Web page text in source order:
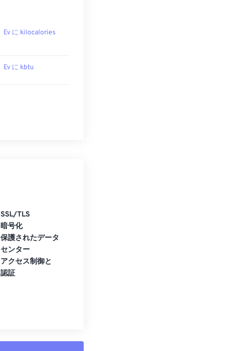
Ev に kilocalories
Ev に kbtu
SSL/TLS
暗号化
保護されたデータ
センター
アクセス制御と
認証